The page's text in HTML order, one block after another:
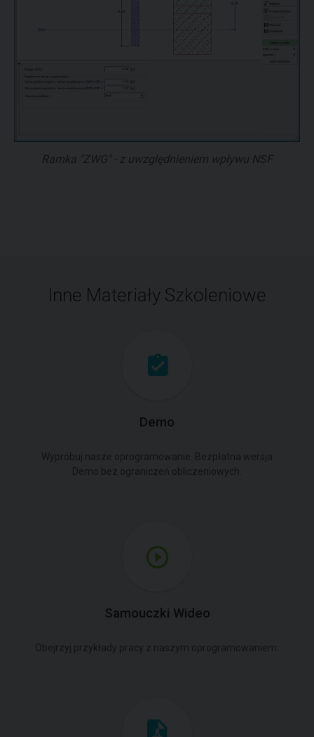
Ramka "ZWG" - z uwzględnieniem wpływu NSF
Inne Materiały Szkoleniowe
Demo
Samouczki Wideo